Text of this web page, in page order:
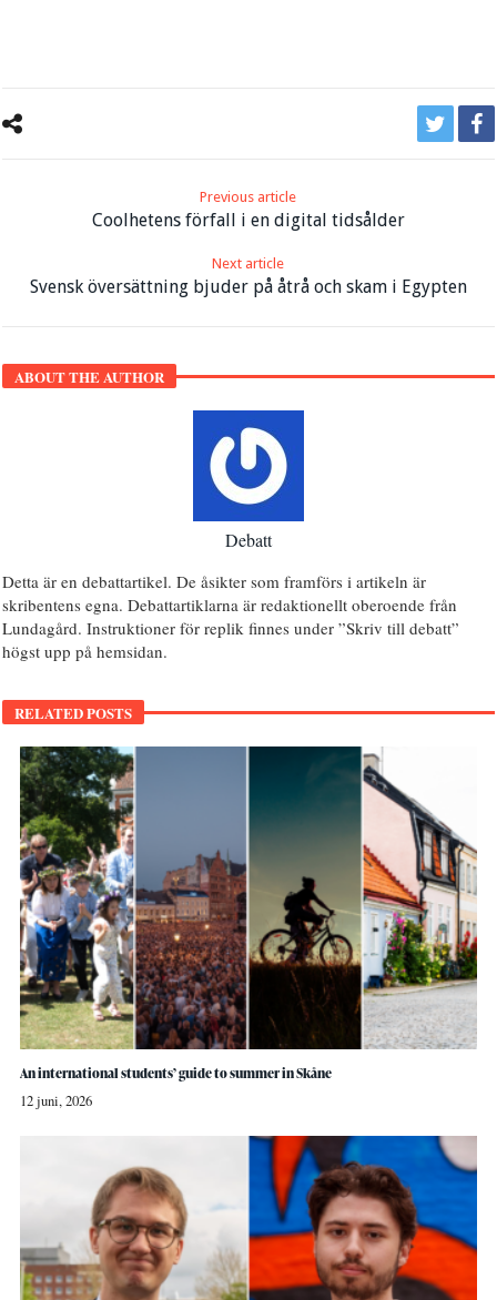
Previous article
Coolhetens förfall i en digital tidsålder
Next article
Svensk översättning bjuder på åtrå och skam i Egypten
ABOUT THE AUTHOR
Debatt
Detta är en debattartikel. De åsikter som framförs i artikeln är
skribentens egna. Debattartiklarna är redaktionellt oberoende från
Lundagård. Instruktioner för replik finnes under ”Skriv till debatt”
högst upp på hemsidan.
RELATED POSTS
An international students’ guide to summer in Skåne
12 juni, 2026